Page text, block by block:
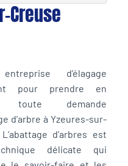
Creuse
d’élagage
pour prendre en
toute demande
d’arbre à Yzeures-sur-
d’arbres est
délicate qui